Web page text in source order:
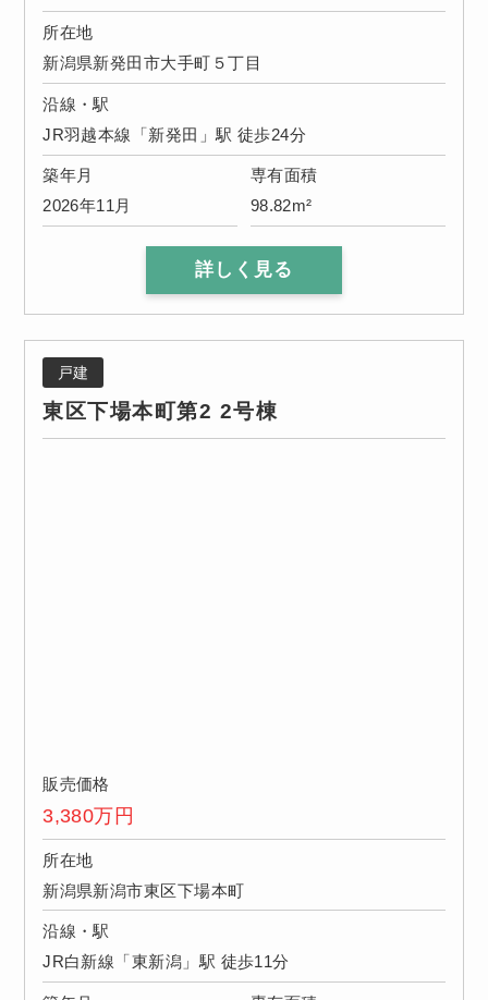
所在地
新潟県新発田市大手町５丁目
沿線・駅
JR羽越本線「新発田」駅 徒歩24分
築年月
2026年11月
専有面積
98.82m²
詳しく見る
戸建
東区下場本町第2 2号棟
販売価格
3,380万円
所在地
新潟県新潟市東区下場本町
沿線・駅
JR白新線「東新潟」駅 徒歩11分